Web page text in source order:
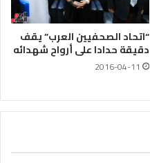
“اتحاد الصحفيين العرب” يقف
دقيقة حدادا على أرواح شهدائه
2016-04-11